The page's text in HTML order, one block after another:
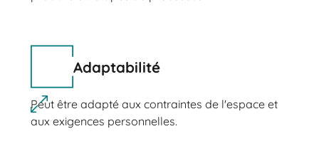
Adaptabilité
Peut être adapté aux contraintes de l'espace et
aux exigences personnelles.